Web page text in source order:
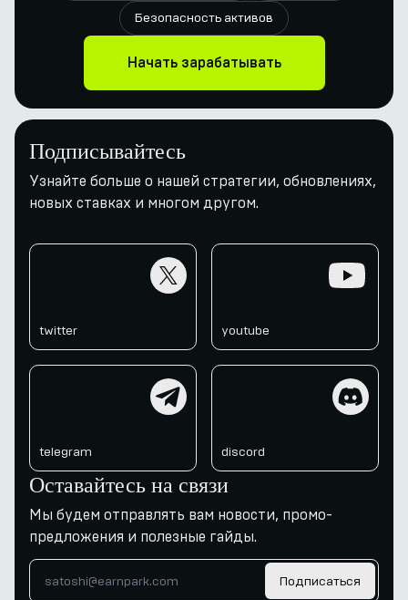
Безопасность активов
Начать зарабатывать
Подписывайтесь
Узнайте больше о нашей стратегии, обновлениях,
новых ставках и многом другом.
twitter youtube
telegram discord
Оставайтесь на связи
Мы будем отправлять вам новости, промо-
предложения и полезные гайды.
Подписаться